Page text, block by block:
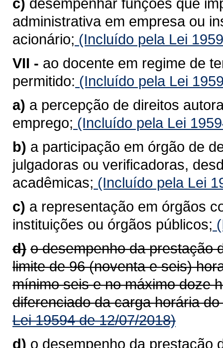
administrativa em empresa ou
acionário; (Incluído pela Lei
VII - ao docente em regime de
permitido: (Incluído pela Lei
a) a percepção de direitos
emprego; (Incluído pela Lei
b) a participação em órgão de
julgadoras ou verificadoras,
acadêmicas; (Incluído pela Lei
c) a representação em órgãos
instituições ou órgãos públicos;
d) o desempenho da prestação
limite de 96 (noventa e seis)
mínimo seis e no máximo doze
diferenciado da carga horária
Lei 19594 de 12/07/2018)
d) o desempenho da prestação